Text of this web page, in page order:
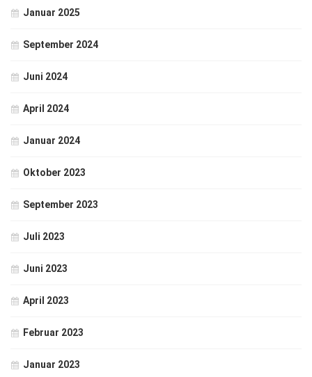
Januar 2025
September 2024
Juni 2024
April 2024
Januar 2024
Oktober 2023
September 2023
Juli 2023
Juni 2023
April 2023
Februar 2023
Januar 2023